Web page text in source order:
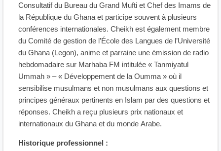
Consultatif du Bureau du Grand Mufti et Chef des Imams de
la République du Ghana et participe souvent à plusieurs
conférences internationales. Cheikh est également membre
du Comité de gestion de l’École des Langues de l’Université
du Ghana (Legon), anime et parraine une émission de radio
hebdomadaire sur Marhaba FM intitulée « Tanmiyatul
Ummah » – « Développement de la Oumma » où il
sensibilise musulmans et non musulmans aux questions et
principes généraux pertinents en Islam par des questions et
réponses. Cheikh a reçu plusieurs prix nationaux et
internationaux du Ghana et du monde Arabe.
Historique professionnel :